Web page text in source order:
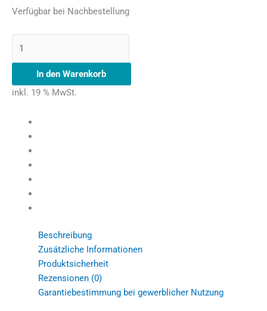
Verfügbar bei Nachbestellung
In den Warenkorb
inkl. 19 % MwSt.
Beschreibung
Zusätzliche Informationen
Produktsicherheit
Rezensionen (0)
Garantiebestimmung bei gewerblicher Nutzung